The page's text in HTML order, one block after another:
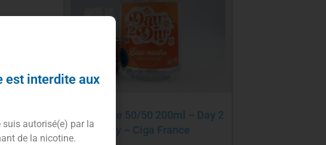
Pack base 50/50 200ml – Day 2
Diy – Ciga France
est interdite aux
suis autorisé(e) par la
de la nicotine.